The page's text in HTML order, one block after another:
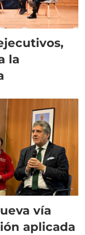
la
vía
aplicada